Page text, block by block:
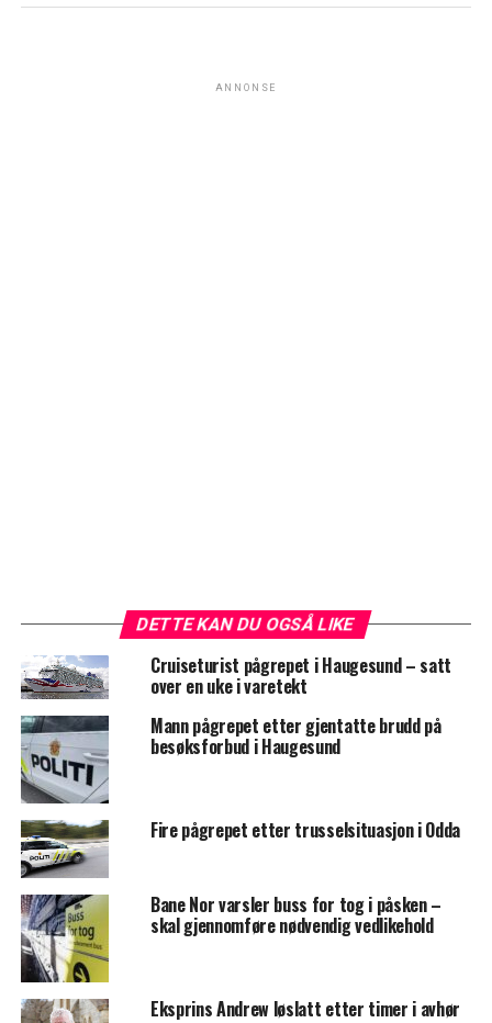
ANNONSE
DETTE KAN DU OGSÅ LIKE
Cruiseturist pågrepet i Haugesund – satt
over en uke i varetekt
Mann pågrepet etter gjentatte brudd på
besøksforbud i Haugesund
Fire pågrepet etter trusselsituasjon i Odda
Bane Nor varsler buss for tog i påsken –
skal gjennomføre nødvendig vedlikehold
Eksprins Andrew løslatt etter timer i avhør